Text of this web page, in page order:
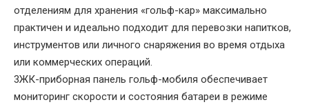
отделениям для хранения «гольф-кар» максимально
практичен и идеально подходит для перевозки напитков,
инструментов или личного снаряжения во время отдыха
или коммерческих операций.
3ЖК-приборная панель гольф-мобиля обеспечивает
мониторинг скорости и состояния батареи в режиме